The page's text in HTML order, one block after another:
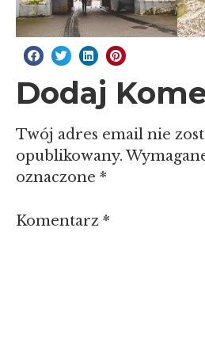
Dodaj
Twój adres email nie
opublikowany.
oznaczone *
Komentarz *